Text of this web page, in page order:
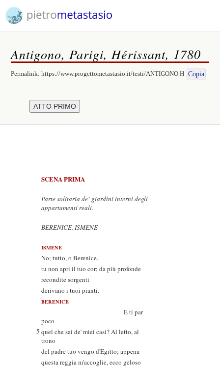
Antigono, Parigi, Hérissant, 1780
Permalink:https://www.progettometastasio.it/testi/ANTIGONO|H Copia
SCENA PRIMA
Parte solitaria de’ giardini interni degli
appartamenti reali.
BERENICE, ISMENE
ISMENE
No; tutto, o Berenice,
tu non apri il tuo cor; da più profonde
recondite sorgenti
derivano i tuoi pianti.
BERENICE
E ti par
poco
5 quel che sai de' miei casi? Al letto, al
trono
del padre tuo vengo d'Egitto; appena
questa reggia m'accoglie, ecco geloso